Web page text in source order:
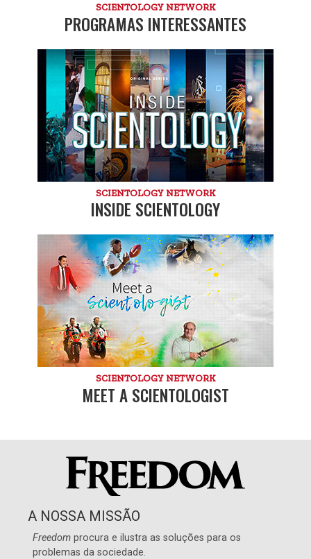
SCIENTOLOGY NETWORK
PROGRAMAS INTERESSANTES
SCIENTOLOGY NETWORK
INSIDE SCIENTOLOGY
SCIENTOLOGY NETWORK
MEET A SCIENTOLOGIST
A NOSSA MISSÃO
Freedom procura e ilustra as soluções para os
problemas da sociedade.